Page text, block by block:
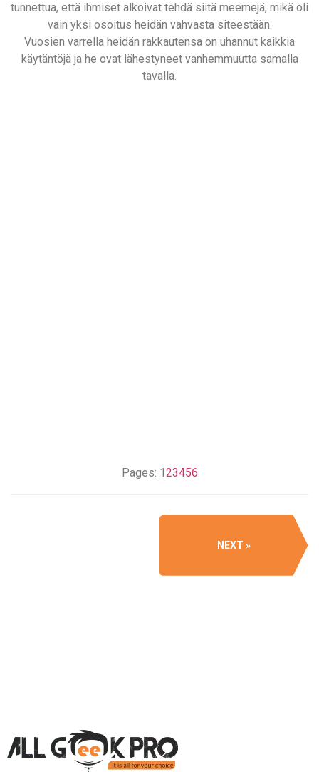
tunnettua, että ihmiset alkoivat tehdä siitä meemejä, mikä oli
vain yksi osoitus heidän vahvasta siteestään.
Vuosien varrella heidän rakkautensa on uhannut kaikkia
käytäntöjä ja he ovat lähestyneet vanhemmuutta samalla
tavalla.
Pages: 123456
NEXT